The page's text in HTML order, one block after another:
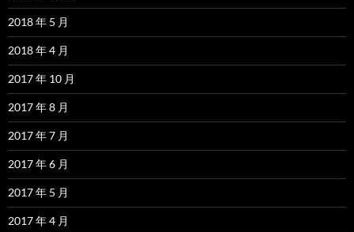
2018 年 5 月
2018 年 4 月
2017 年 10 月
2017 年 8 月
2017 年 7 月
2017 年 6 月
2017 年 5 月
2017 年 4 月